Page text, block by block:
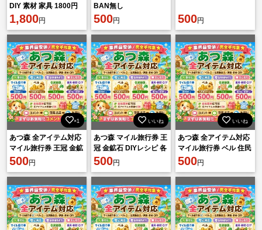
DIY 素材 家具 1800円
あつ森 受付中
1,800円
BAN無し
500円 500円
×1
あつ森 全アイテム対応
マイル旅行券 王冠 金鉱
石 DIYレシピ 各種素材
500円
いいね
あつ森 マイル旅行券 王
冠 金鉱石 DIYレシピ 各
種素材 500円 相談可
500円
いいね
あつ森 全アイテム対応
マイル旅行券 ベル 住民
勧誘 家具 素材 DIY 即対
500円